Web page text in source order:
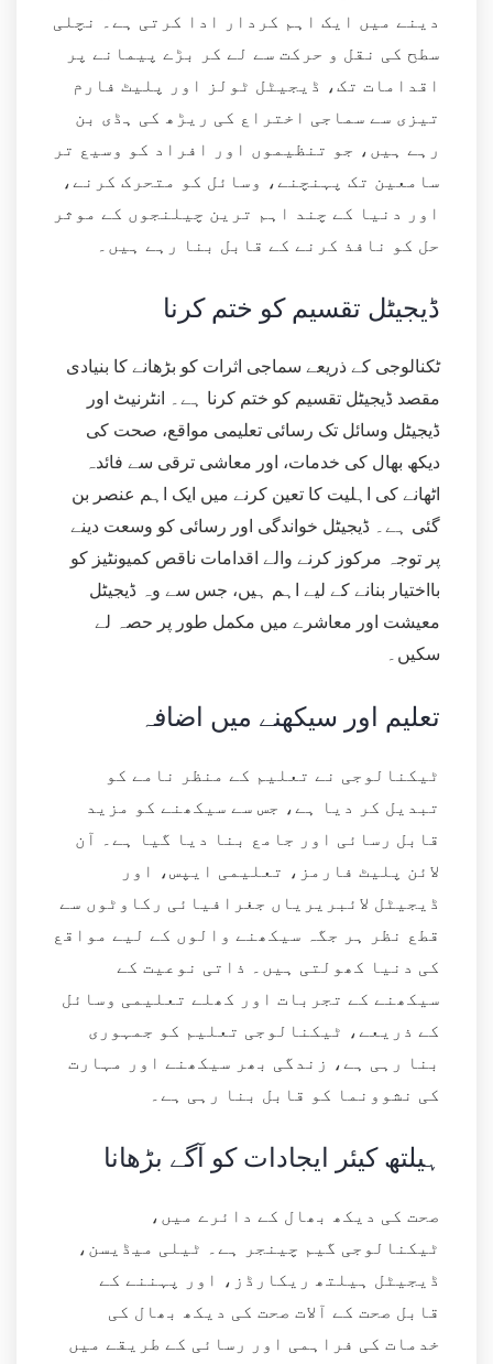
دینے میں ایک اہم کردار ادا کرتی ہے۔ نچلی
سطح کی نقل و حرکت سے لے کر بڑے پیمانے پر
اقدامات تک، ڈیجیٹل ٹولز اور پلیٹ فارم
تیزی سے سماجی اختراع کی ریڑھ کی ہڈی بن
رہے ہیں، جو تنظیموں اور افراد کو وسیع تر
سامعین تک پہنچنے، وسائل کو متحرک کرنے،
اور دنیا کے چند اہم ترین چیلنجوں کے موثر
حل کو نافذ کرنے کے قابل بنا رہے ہیں۔
ڈیجیٹل تقسیم کو ختم کرنا
ٹکنالوجی کے ذریعے سماجی اثرات کو بڑھانے کا بنیادی
مقصد ڈیجیٹل تقسیم کو ختم کرنا ہے۔ انٹرنیٹ اور
ڈیجیٹل وسائل تک رسائی تعلیمی مواقع، صحت کی
دیکھ بھال کی خدمات، اور معاشی ترقی سے فائدہ
اٹھانے کی اہلیت کا تعین کرنے میں ایک اہم عنصر بن
گئی ہے۔ ڈیجیٹل خواندگی اور رسائی کو وسعت دینے
پر توجہ مرکوز کرنے والے اقدامات ناقص کمیونٹیز کو
بااختیار بنانے کے لیے اہم ہیں، جس سے وہ ڈیجیٹل
معیشت اور معاشرے میں مکمل طور پر حصہ لے
سکیں۔
تعلیم اور سیکھنے میں اضافہ
ٹیکنالوجی نے تعلیم کے منظر نامے کو
تبدیل کر دیا ہے، جس سے سیکھنے کو مزید
قابل رسائی اور جامع بنا دیا گیا ہے۔ آن
لائن پلیٹ فارمز، تعلیمی ایپس، اور
ڈیجیٹل لائبریریاں جغرافیائی رکاوٹوں سے
قطع نظر ہر جگہ سیکھنے والوں کے لیے مواقع
کی دنیا کھولتی ہیں۔ ذاتی نوعیت کے
سیکھنے کے تجربات اور کھلے تعلیمی وسائل
کے ذریعے، ٹیکنالوجی تعلیم کو جمہوری
بنا رہی ہے، زندگی بھر سیکھنے اور مہارت
کی نشوونما کو قابل بنا رہی ہے۔
ہیلتھ کیئر ایجادات کو آگے بڑھانا
صحت کی دیکھ بھال کے دائرے میں،
ٹیکنالوجی گیم چینجر ہے۔ ٹیلی میڈیسن،
ڈیجیٹل ہیلتھ ریکارڈز، اور پہننے کے
قابل صحت کے آلات صحت کی دیکھ بھال کی
خدمات کی فراہمی اور رسائی کے طریقے میں